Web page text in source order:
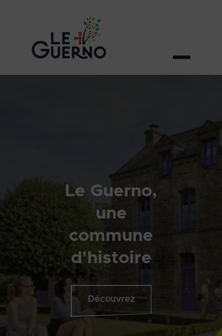
Le Guerno,
une
commune
d'histoire
Découvrez